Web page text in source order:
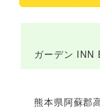
ガーデン INN
熊本県阿蘇郡